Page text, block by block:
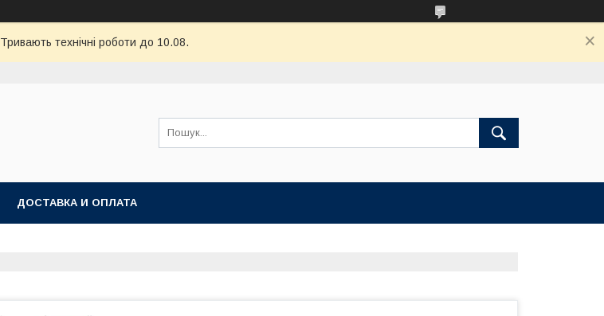
Тривають технічні роботи до 10.08.
ДОСТАВКА И ОПЛАТА